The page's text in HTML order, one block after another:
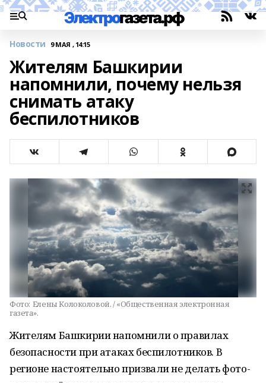
Новости 9 МАЯ , 14:15
Жителям Башкирии
напомнили, почему нельзя
снимать атаку
беспилотников
Фото: Елены Колоколовой. / «Общественная электронная
газета».
Жителям Башкирии напомнили о правилах
безопасности при атаках беспилотников. В
регионе настоятельно призвали не делать фото-